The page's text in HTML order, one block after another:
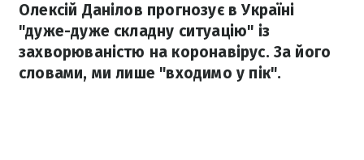
Олексій Данілов прогнозує в Україні
"дуже-дуже складну ситуацію" із
захворюваністю на коронавірус. За його
словами, ми лише "входимо у пік".